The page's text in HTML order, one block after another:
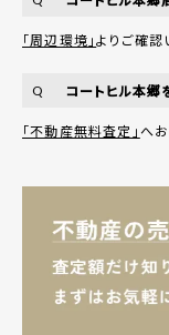
「周辺環境」よりご確認
Q コートヒル本郷
「不動産無料査定」へ